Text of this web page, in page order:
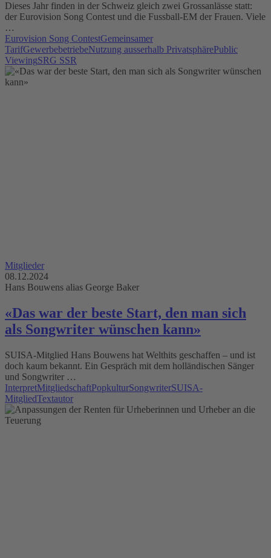
Dieses Jahr finden in der Schweiz gleich zwei Grossanlässe statt:
der Eurovision Song Contest und die Fussball-EM der Frauen. Viele
…
Eurovision Song ContestGemeinsamer
TarifGewerbebetriebeNutzung ausserhalb PrivatsphärePublic
ViewingSRG SSR
Mitglieder
08.12.2024
Hans Bouwens alias George Baker
«Das war der beste Start, den man sich
als Songwriter wünschen kann»
SUISA-Mitglied Hans Bouwens hat Welthits geschaffen – und ist
doch kaum bekannt. Ein Gespräch mit dem holländischen Sänger
und Songwriter …
InterpretMitgliedschaftPopkulturSongwriterSUISA-
MitgliedTextautor